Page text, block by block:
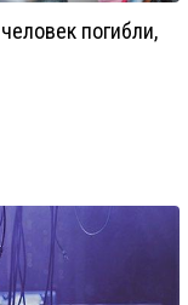
погибли,